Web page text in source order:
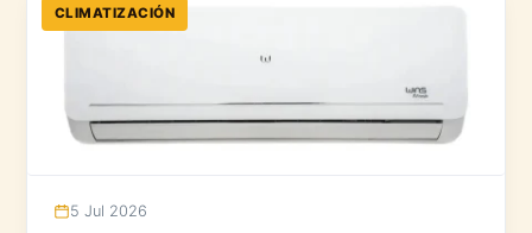
CLIMATIZACIÓN
5 Jul 2026